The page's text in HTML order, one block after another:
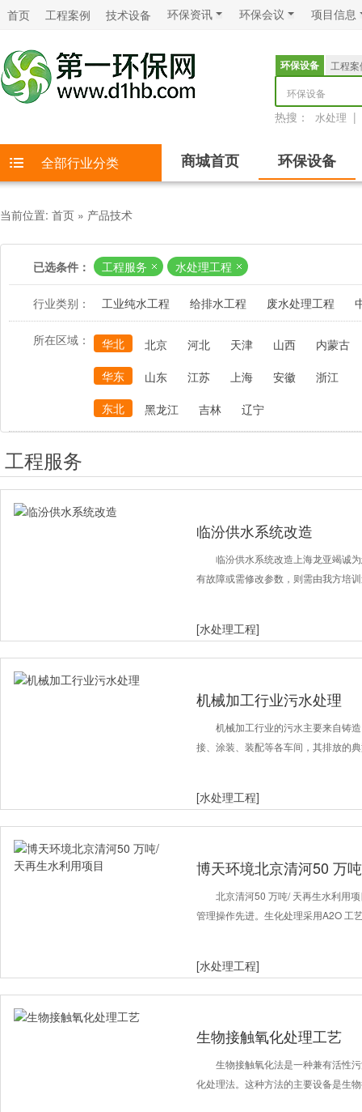
首页 工程案例 技术设备 环保资讯 环保会议 项目信息
环保设备
工程案
环保设备
热搜： 水处理 |
全部行业分类 商城首页 环保设备
当前位置: 首页 » 产品技术
已选条件： 工程服务 水处理工程
行业类别： 工业纯水工程 给排水工程 废水处理工程
所在区域： 华北 北京 河北 天津 山西
内蒙古
华东
山东 江苏 上海 安徽
浙江
东北
黑龙江 吉林 辽宁
工程服务
临汾供水系统改造
临汾供水系统改造上海龙亚竭诚
有故障或需修改参数，则需由我方培
[水处理工程]
机械加工行业污水处理
机械加工行业的污水主要来自铸
接、涂装、装配等各车间，其排放的
[水处理工程]
博天环境北京清河50 万
北京清河50 万吨/ 天再生水利用
管理操作先进。生化处理采用A2O 工
[水处理工程]
生物接触氧化处理工艺
生物接触氧化法是一种兼有活性
化处理法。这种方法的主要设备是生